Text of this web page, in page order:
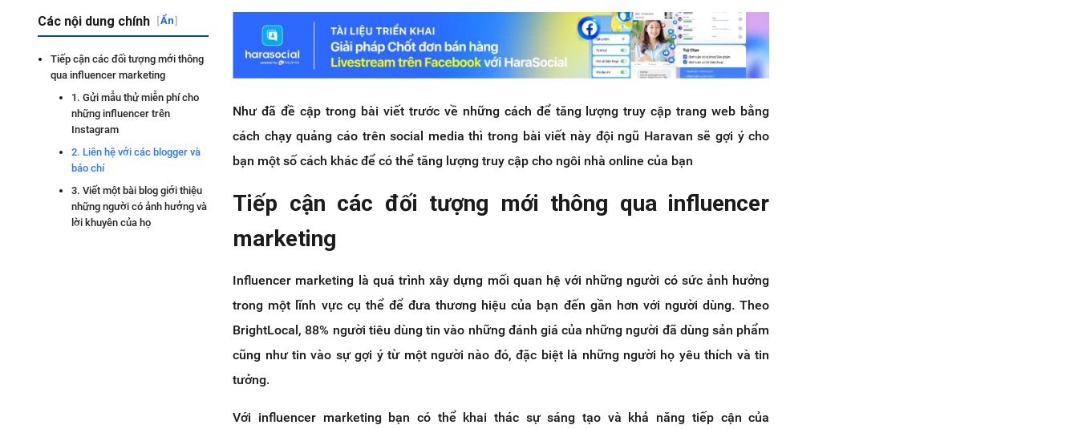
Các nội dung chính [Ẩn]
Tiếp cận các đối tượng mới thông
qua influencer marketing
1. Gửi mẫu thử miễn phí cho
những influencer trên
Instagram
2. Liên hệ với các blogger và
báo chí
3. Viết một bài blog giới thiệu
những người có ảnh hưởng và
lời khuyên của họ
Như đã đề cập trong bài viết trước về những cách để tăng lượng truy cập trang web bằng
cách chạy quảng cáo trên social media thì trong bài viết này đội ngũ Haravan sẽ gợi ý cho
bạn một số cách khác để có thể tăng lượng truy cập cho ngôi nhà online của bạn
Tiếp cận các đối tượng mới thông qua influencer
marketing
Influencer marketing là quá trình xây dựng mối quan hệ với những người có sức ảnh hưởng
trong một lĩnh vực cụ thể để đưa thương hiệu của bạn đến gần hơn với người dùng. Theo
BrightLocal, 88% người tiêu dùng tin vào những đánh giá của những người đã dùng sản phẩm
cũng như tin vào sự gợi ý từ một người nào đó, đặc biệt là những người họ yêu thích và tin
tưởng.
Với influencer marketing bạn có thể khai thác sự sáng tạo và khả năng tiếp cận của